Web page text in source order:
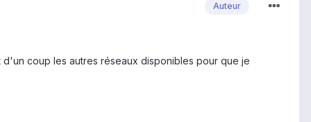
Auteur
coup les autres réseaux disponibles pour que je